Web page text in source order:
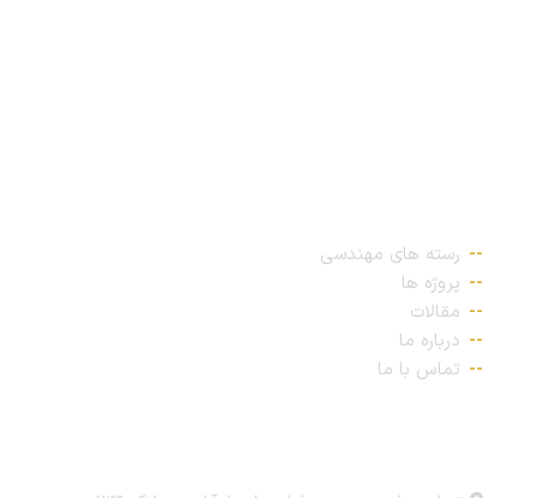
رسته های مهندسی
پروژه ها
مقالات
درباره ما
تماس با ما